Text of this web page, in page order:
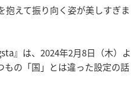
えて振り向く姿が美しすぎま
』は、2024年2月8日（木）よ
もの「国」とは違った設定の話